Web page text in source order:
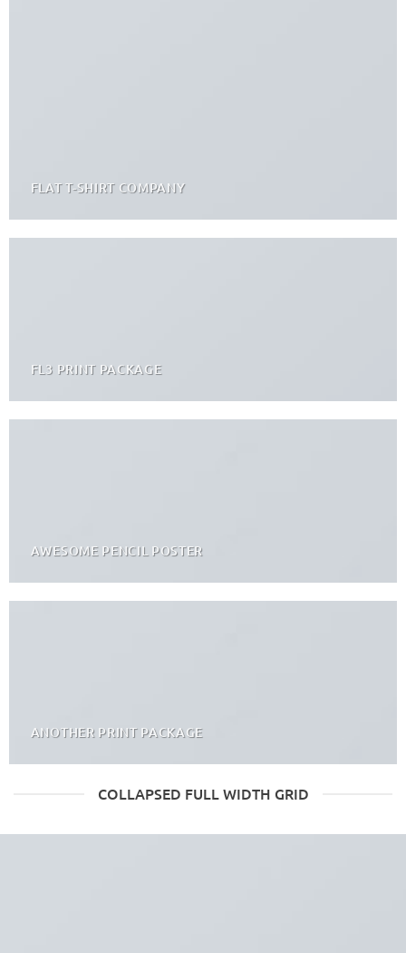
FLAT T-SHIRT COMPANY
FL3 PRINT PACKAGE
AWESOME PENCIL POSTER
ANOTHER PRINT PACKAGE
COLLAPSED FULL WIDTH GRID